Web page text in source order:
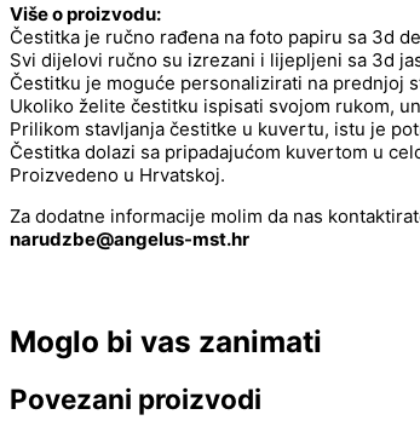
Više o proizvodu:
Čestitka je ručno rađena na foto papiru sa 3d
Svi dijelovi ručno su izrezani i lijepljeni sa 3d
Čestitku je moguće personalizirati na prednjoj
Ukoliko želite čestitku ispisati svojom rukom,
Prilikom stavljanja čestitke u kuvertu, istu je
Čestitka dolazi sa pripadajućom kuvertom u
Proizvedeno u Hrvatskoj.
Za dodatne informacije molim da nas
rh.tsm-sulegna
@ebzduran
Moglo bi vas zanimati
Povezani proizvodi